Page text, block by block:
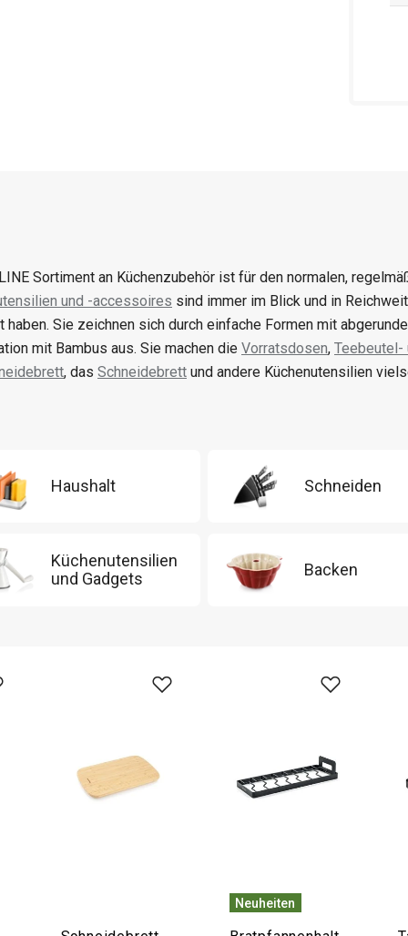
Sortiment an Küchenzubehör ist für den normalen,
und -accessoires sind immer im Blick und in
haben. Sie zeichnen sich durch einfache Formen mit
mit Bambus aus. Sie machen die Vorratsdosen, Teebeutel-
, das Schneidebrett und andere Küchenutensilien
Haushalt Schneiden
Küchenutensilien
und Gadgets
Backen
Neuheiten